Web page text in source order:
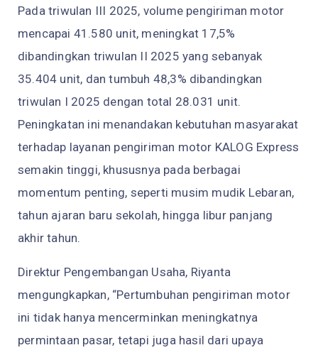
Pada triwulan III 2025, volume pengiriman motor
mencapai 41.580 unit, meningkat 17,5%
dibandingkan triwulan II 2025 yang sebanyak
35.404 unit, dan tumbuh 48,3% dibandingkan
triwulan I 2025 dengan total 28.031 unit.
Peningkatan ini menandakan kebutuhan masyarakat
terhadap layanan pengiriman motor KALOG Express
semakin tinggi, khususnya pada berbagai
momentum penting, seperti musim mudik Lebaran,
tahun ajaran baru sekolah, hingga libur panjang
akhir tahun.
Direktur Pengembangan Usaha, Riyanta
mengungkapkan, “Pertumbuhan pengiriman motor
ini tidak hanya mencerminkan meningkatnya
permintaan pasar, tetapi juga hasil dari upaya